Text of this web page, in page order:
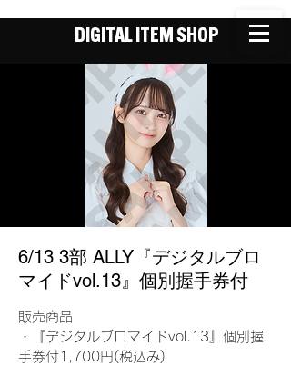
DIGITAL ITEM SHOP
6/13 3部 ALLY『デジタルブロ
マイドvol.13』個別握手券付
販売商品
・『デジタルブロマイドvol.13』個別握
手券付1,700円(税込み)